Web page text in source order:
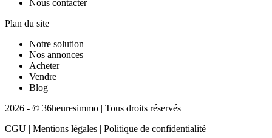
Nous contacter
Plan du site
Notre solution
Nos annonces
Acheter
Vendre
Blog
2026 - © 36heuresimmo | Tous droits réservés
CGU | Mentions légales | Politique de confidentialité